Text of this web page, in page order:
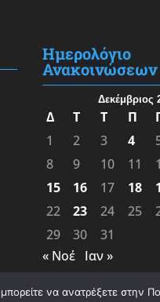
Ημερολόγιο
Ανακοινώσεων
Δεκέμβριος
Δ Τ Τ Π
1
2 3 4
8
9 10 11
15
16 17 18
22
23 24 25
29
30
31
« Νοέ Ιαν »
να ανατρέξετε στην